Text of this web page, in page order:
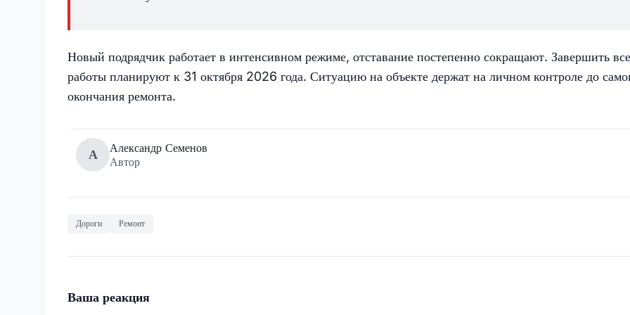
Новый подрядчик работает в интенсивном режиме, отставание постепенно сокращают. Завершить все
работы планируют к 31 октября 2026 года. Ситуацию на объекте держат на личном контроле до
окончания ремонта.
А
Александр Семенов
Автор
Дороги Ремонт
Ваша реакция